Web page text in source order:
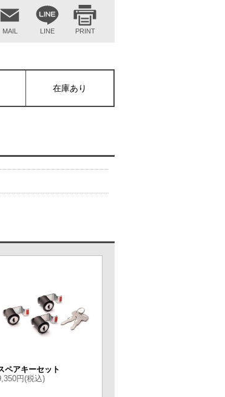
MAIL LINE PRINT
在庫あり
ペアキーセット
円(税込)